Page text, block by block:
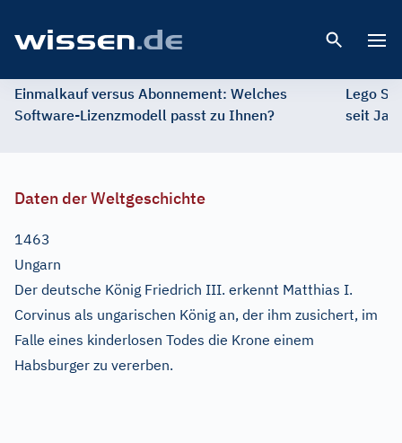
Einmalkauf versus Abonnement: Welches
Software-Lizenzmodell passt zu Ihnen?
Lego
seit
Daten der Weltgeschichte
1463
Ungarn
Der deutsche König Friedrich III. erkennt Matthias I.
Corvinus als ungarischen König an, der ihm zusichert, im
Falle eines kinderlosen Todes die Krone einem
Habsburger zu vererben.